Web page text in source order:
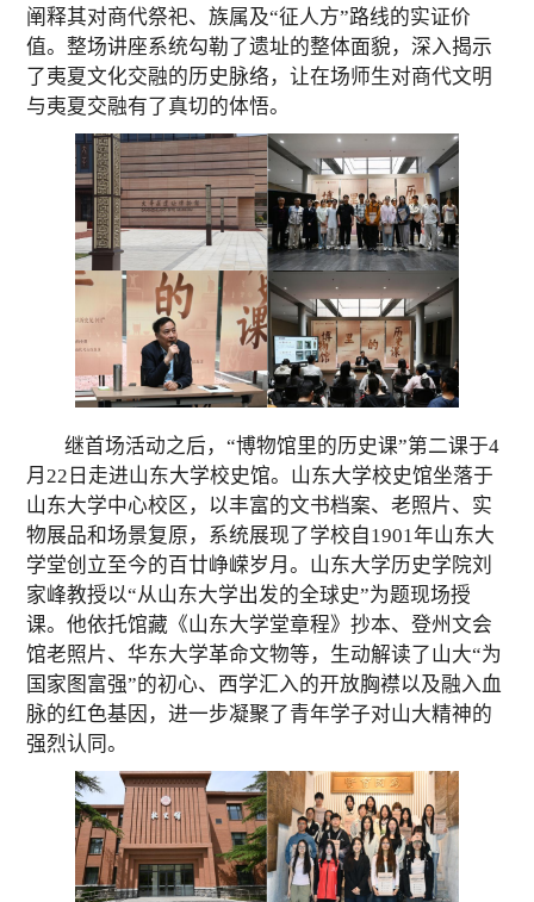
阐释其对商代祭祀、族属及“征人方”路线的实证价
值。整场讲座系统勾勒了遗址的整体面貌，深入揭示
了夷夏文化交融的历史脉络，让在场师生对商代文明
与夷夏交融有了真切的体悟。
继首场活动之后，“博物馆里的历史课”第二课于4
月22日走进山东大学校史馆。 山东大学校史馆坐落于
山东大学中心校区， 以丰富的文书档案、老照片、实
物展品和场景复原， 系统展现了学校自1901年山东大
学堂创立至今的百廿峥嵘岁月。 山东大学历史学院刘
家峰教授以“从山东大学出发的全球史”为题现场授
课。他依托馆藏《山东大学堂章程》抄本、登州文会
馆老照片、华东大学革命文物等，生动解读了山大“为
国家图富强”的初心、西学汇入的开放胸襟以及融入血
脉的红色基因，进一步凝聚了青年学子对山大精神的
强烈认同。